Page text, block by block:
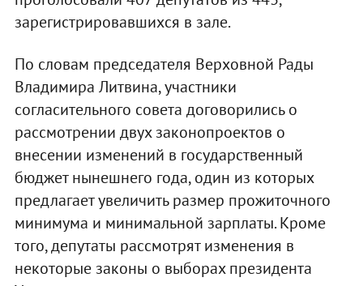
зарегистрировавшихся в зале.
По словам председателя Верховной Рады
Владимира Литвина, участники
согласительного совета договорились о
рассмотрении двух законопроектов о
внесении изменений в государственный
бюджет нынешнего года, один из которых
предлагает увеличить размер прожиточного
минимума и минимальной зарплаты. Кроме
того, депутаты рассмотрят изменения в
некоторые законы о выборах президента